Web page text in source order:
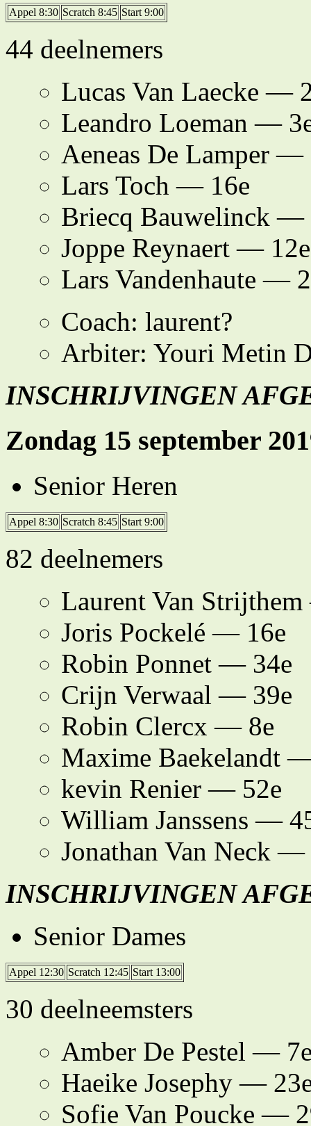
Appel 8:30 Scratch 8:45 Start 9:00
44 deelnemers
Lucas Van Laecke —
Leandro Loeman —
Aeneas De Lamper —
Lars Toch — 16e
Briecq Bauwelinck —
Joppe Reynaert — 12e
Lars Vandenhaute —
Coach: laurent?
Arbiter: Youri Metin
INSCHRIJVINGEN
Zondag 15 september
Senior Heren
Appel 8:30 Scratch 8:45 Start 9:00
82 deelnemers
Laurent Van
Joris Pockelé — 16e
Robin Ponnet — 34e
Crijn Verwaal — 39e
Robin Clercx — 8e
Maxime Baekelandt
kevin Renier — 52e
William Janssens —
Jonathan Van Neck —
INSCHRIJVINGEN
Senior Dames
Appel 12:30 Scratch 12:45 Start 13:00
30 deelneemsters
Amber De Pestel —
Haeike Josephy —
Sofie Van Poucke —